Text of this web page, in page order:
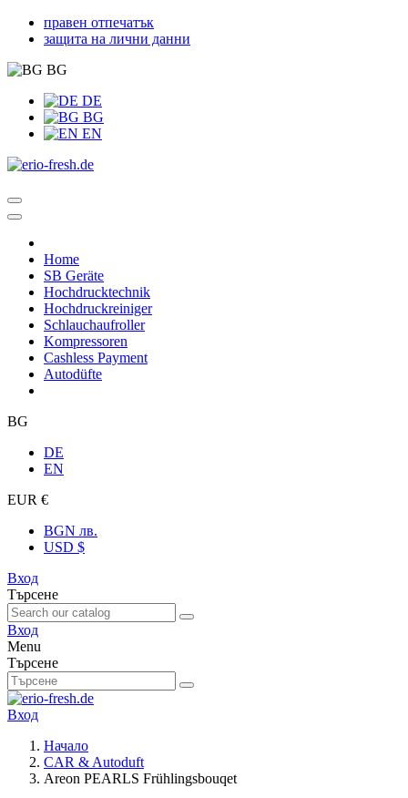
правен отпечатък
защита на лични данни
BG
DE
BG
EN
Home
SB Geräte
Hochdrucktechnik
Hochdruckreiniger
Schlauchaufroller
Kompressoren
Cashless Payment
Autodüfte
BG
DE
EN
EUR €
BGN лв.
USD $
Вход
Търсене
Вход
Menu
Търсене
Вход
Начало
CAR & Autoduft
Areon PEARLS Frühlingsbouqet